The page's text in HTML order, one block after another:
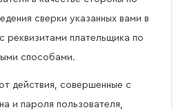
сверки указанных вами в
реквизитами плательщика по
способами.
действия, совершенные с
и пароля пользователя,